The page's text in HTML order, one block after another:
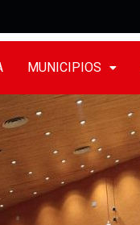
MUNICIPIOS